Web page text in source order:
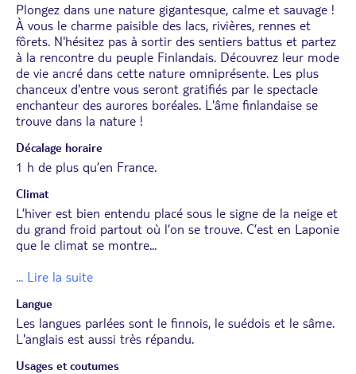
Plongez dans une nature gigantesque, calme et sauvage !
À vous le charme paisible des lacs, rivières, rennes et
fôrets. N'hésitez pas à sortir des sentiers battus et partez
à la rencontre du peuple Finlandais. Découvrez leur mode
de vie ancré dans cette nature omniprésente. Les plus
chanceux d'entre vous seront gratifiés par le spectacle
enchanteur des aurores boréales. L'âme finlandaise se
trouve dans la nature !
Décalage horaire
1 h de plus qu’en France.
Climat
L’hiver est bien entendu placé sous le signe de la neige et
du grand froid partout où l’on se trouve. C’est en Laponie
que le climat se montre...
... Lire la suite
Langue
Les langues parlées sont le finnois, le suédois et le sâme.
L'anglais est aussi très répandu.
Usages et coutumes